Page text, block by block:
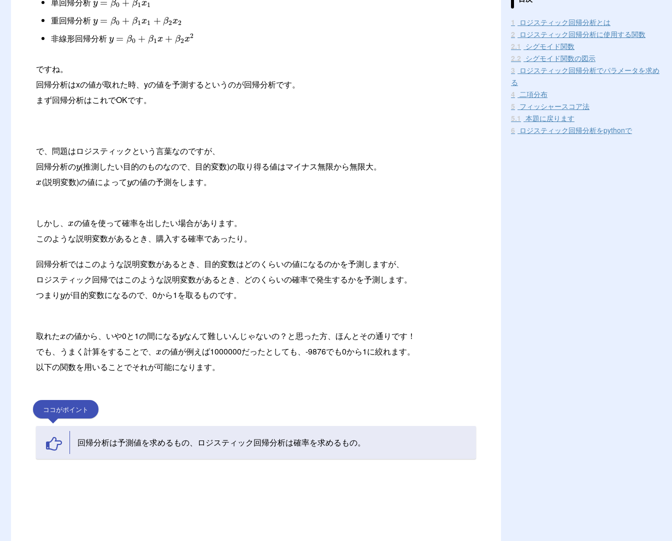
単回帰分析 y = β0 + β1x1
重回帰分析 y = β0 + β1x1 + β2x2
非線形回帰分析 y = β0 + β1x + β2x2
ですね。
回帰分析はxの値が取れた時、yの値を予測するというのが回帰分析です。
まず回帰分析はこれでOKです。
で、問題はロジスティックという言葉なのですが、
回帰分析のy(推測したい目的のものなので、目的変数)の取り得る値はマイナス無限から無限大。
x(説明変数)の値によってyの値の予測をします。
しかし、 xの値を使って確率を出したい場合があります。
このような説明変数があるとき、購入する確率であったり。
回帰分析ではこのような説明変数があるとき、目的変数はどのくらいの値になるのかを予測しますが、
ロジスティック回帰ではこのような説明変数があるとき、どのくらいの確率で発生するかを予測します。
つまり yが目的変数になるので、0から1を取るものです。
取れたxの値から、いや0と1の間になるyなんて難しいんじゃないの？と思った方、ほんとその通りです！
でも、うまく計算をすることで、
xの値が例えば1000000だったとしても、-9876でも0から1に絞れます。
以下の関数を用いることでそれが可能になります。
ココがポイント
回帰分析は予測値を求めるもの、ロジスティック回帰分析は確率を求めるもの。
1
ロジスティック回帰分析とは
2 ロジスティック回帰分析に使用する関数
2.1
シグモイド関数
2.2 シグモイド関数の図示
3 ロジスティック回帰分析でパラメータを求め
る
4 二項分布
5 フィッシャースコア法
5.1 本題に戻ります
6 ロジスティック回帰分析をpythonで